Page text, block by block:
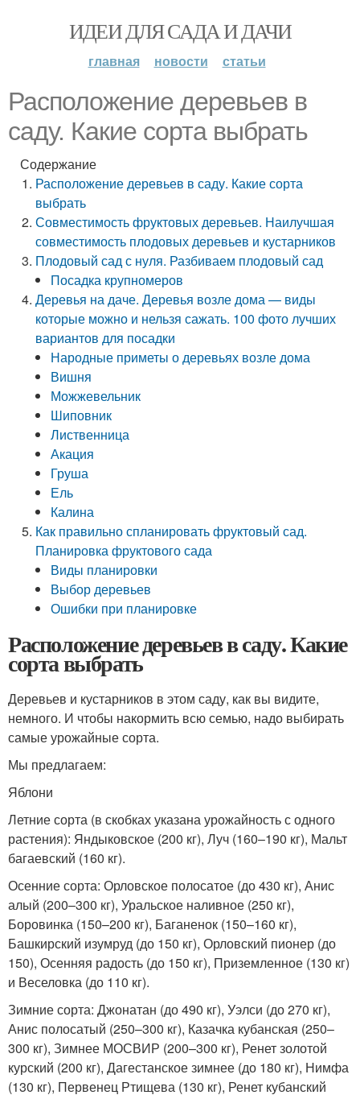
ИДЕИ ДЛЯ САДА И ДАЧИ
главная новости статьи
Расположение деревьев в
саду. Какие сорта выбрать
Содержание
Расположение деревьев в саду. Какие сорта
выбрать
Совместимость фруктовых деревьев. Наилучшая
совместимость плодовых деревьев и кустарников
Плодовый сад с нуля. Разбиваем плодовый сад
Посадка крупномеров
Деревья на даче. Деревья возле дома — виды
которые можно и нельзя сажать. 100 фото лучших
вариантов для посадки
Народные приметы о деревьях возле дома
Вишня
Можжевельник
Шиповник
Лиственница
Акация
Груша
Ель
Калина
Как правильно спланировать фруктовый сад.
Планировка фруктового сада
Виды планировки
Выбор деревьев
Ошибки при планировке
Расположение деревьев в саду. Какие
сорта выбрать
Деревьев и кустарников в этом саду, как вы видите,
немного. И чтобы накормить всю семью, надо выбирать
самые урожайные сорта.
Мы предлагаем:
Яблони
Летние сорта (в скобках указана урожайность с одного
растения): Яндыковское (200 кг), Луч (160–190 кг), Мальт
багаевский (160 кг).
Осенние сорта: Орловское полосатое (до 430 кг), Анис
алый (200–300 кг), Уральское наливное (250 кг),
Боровинка (150–200 кг), Баганенок (150–160 кг),
Башкирский изумруд (до 150 кг), Орловский пионер (до
150), Осенняя радость (до 150 кг), Приземленное (130 кг)
и Веселовка (до 110 кг).
Зимние сорта: Джонатан (до 490 кг), Уэлси (до 270 кг),
Анис полосатый (250–300 кг), Казачка кубанская (250–
300 кг), Зимнее МОСВИР (200–300 кг), Ренет золотой
курский (200 кг), Дагестанское зимнее (до 180 кг), Нимфа
(130 кг), Первенец Ртищева (130 кг), Ренет кубанский